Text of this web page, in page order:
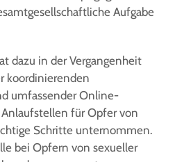
Aufgabe
dazu in der Vergangenheit
koordinierenden
umfassender Online-
für Opfer von
Schritte unternommen.
bei Opfern von sexueller